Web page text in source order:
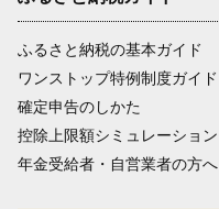
ふるさと納税の基本ガイド
ワンストップ特例制度ガイド
確定申告のしかた
控除上限額シミュレーション
年金受給者・自営業者の方へ